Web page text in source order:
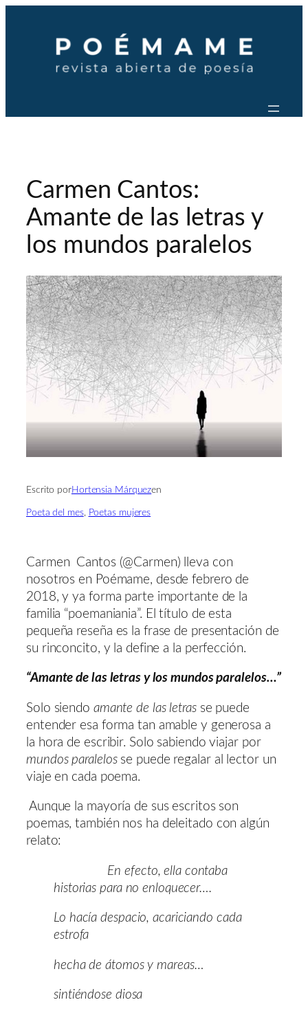
contenido
Carmen Cantos:
Amante de las letras y
los mundos paralelos
Escrito porHortensia Márquezen
Poeta del mes, Poetas mujeres
Carmen Cantos (@Carmen) lleva con
nosotros en Poémame, desde febrero de
2018, y ya forma parte importante de la
familia “poemaniania”. El título de esta
pequeña reseña es la frase de presentación de
su rinconcito, y la define a la perfección.
“Amante de las letras y los mundos paralelos…”
Solo siendo amante de las letrasse puede
entender esa forma tan amable y generosa a
la hora de escribir. Solo sabiendo viajar por
mundos paralelosse puede regalar al lector un
viaje en cada poema.
Aunque la mayoría de sus escritos son
poemas, también nos ha deleitado con algún
relato:
En efecto, ella contaba
historias para no enloquecer….
Lo hacía despacio, acariciando cada
estrofa
hecha de átomos y mareas…
sintiéndose diosa